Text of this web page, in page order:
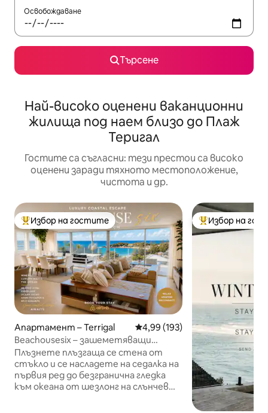
Освобождаване
Търсене
Най-високо оценени ваканционни
жилища под наем близо до Плаж
Теригал
Гостите са съгласни: тези престои са високо
оценени заради тяхното местоположение,
чистота и др.
Най-популярен избор на гостите
Избор на гостите
Апартамент – Terrigal Средна оценка: 4,99 от 5,
4,99 (193)
Beachousesix – зашеметяващи
гледки към океана от стилен дом
Плъзнете плъзгаща се стена от
стъкло и се насладете на седалка на
първия ред до безгранична гледка
към океана от шезлонг на слънчев
Най-популярен
Избор на